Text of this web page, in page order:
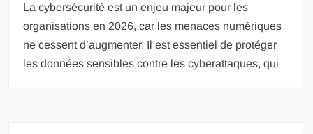
La cybersécurité est un enjeu majeur pour les
organisations en 2026, car les menaces numériques
ne cessent d’augmenter. Il est essentiel de protéger
les données sensibles contre les cyberattaques, qui